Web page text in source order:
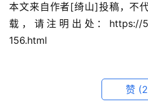
本文来自作者[绮山]投稿，不
载，请注明出处：https://
156.html
赞